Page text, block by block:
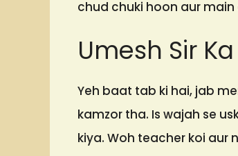
chud chuki hoon aur
Umesh Sir
Yeh baat tab ki hai, jab
kamzor tha. Is wajah se
kiya. Woh teacher koi aur